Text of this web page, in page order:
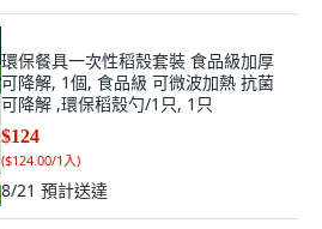
環保餐具一次性稻殼套裝 食品級加厚
可降解, 1個, 食品級 可微波加熱 抗菌
可降解 ,環保稻殼勺/1只, 1只
$124
($124.00/1入)
8/21 預計送達